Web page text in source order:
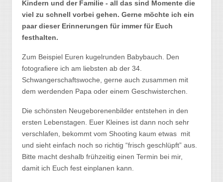
Kindern und der Familie - all das sind Momente die
viel zu schnell vorbei gehen. Gerne möchte ich ein
paar dieser Erinnerungen für immer für Euch
festhalten.
Zum Beispiel Euren kugelrunden Babybauch. Den
fotografiere ich am liebsten ab der 34.
Schwangerschaftswoche, gerne auch zusammen mit
dem werdenden Papa oder einem Geschwisterchen.
Die schönsten Neugeborenenbilder entstehen in den
ersten Lebenstagen. Euer Kleines ist dann noch sehr
verschlafen, bekommt vom Shooting kaum etwas mit
und sieht einfach noch so richtig “frisch geschlüpft” aus.
Bitte macht deshalb frühzeitig einen Termin bei mir,
damit ich Euch fest einplanen kann.